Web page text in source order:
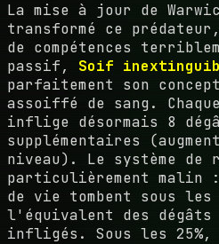
La mise à jour de
transformé ce
de compétences
passif, Soif
parfaitement son
assoiffé de sang.
inflige désormais 8
supplémentaires
niveau). Le système de
particulièrement malin
de vie tombent sous
l'équivalent des dégâts
infligés. Sous les